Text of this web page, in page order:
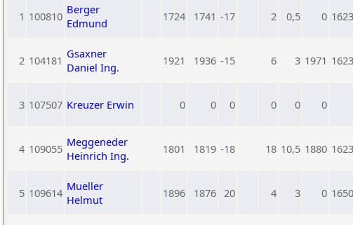
1 100810 Berger
Edmund
1724 1741 -17 2 0,5 0
2 104181 Gsaxner
Daniel Ing.
1921 1936 -15 6 3 1971
3 107507 Kreuzer Erwin 0 0 0 0 0 0
4 109055 Meggeneder
Heinrich Ing.
1801 1819 -18 18 10,5 1880
5 109614 Mueller
Helmut
1896 1876 20 4 3 0